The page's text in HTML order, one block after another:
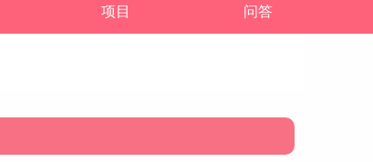
项目 问答